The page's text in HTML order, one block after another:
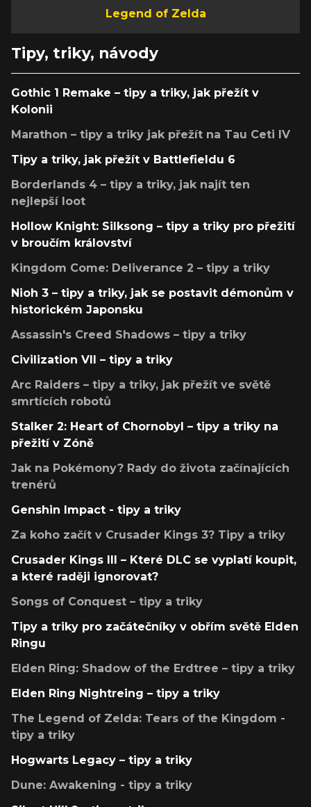
Legend of Zelda
Tipy, triky, návody
Gothic 1 Remake – tipy a triky, jak přežít v
Kolonii
Marathon – tipy a triky jak přežít na Tau Ceti IV
Tipy a triky, jak přežít v Battlefieldu 6
Borderlands 4 – tipy a triky, jak najít ten
nejlepší loot
Hollow Knight: Silksong – tipy a triky pro přežití
v broučím království
Kingdom Come: Deliverance 2 – tipy a triky
Nioh 3 – tipy a triky, jak se postavit démonům v
historickém Japonsku
Assassin's Creed Shadows – tipy a triky
Civilization VII – tipy a triky
Arc Raiders – tipy a triky, jak přežít ve světě
smrtících robotů
Stalker 2: Heart of Chornobyl – tipy a triky na
přežití v Zóně
Jak na Pokémony? Rady do života začínajících
trenérů
Genshin Impact - tipy a triky
Za koho začít v Crusader Kings 3? Tipy a triky
Crusader Kings III – Které DLC se vyplatí koupit,
a které raději ignorovat?
Songs of Conquest – tipy a triky
Tipy a triky pro začátečníky v obřím světě Elden
Ringu
Elden Ring: Shadow of the Erdtree – tipy a triky
Elden Ring Nightreing – tipy a triky
The Legend of Zelda: Tears of the Kingdom -
tipy a triky
Hogwarts Legacy – tipy a triky
Dune: Awakening - tipy a triky